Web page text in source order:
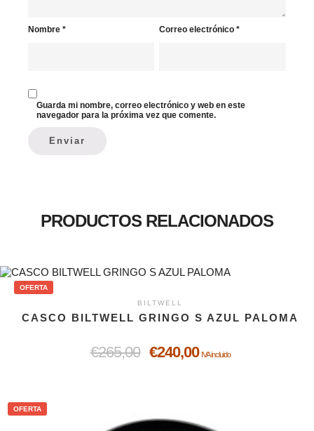
Nombre * Correo electrónico*
Guarda mi nombre, correo electrónico y web en este
navegador para la próxima vez que comente.
PRODUCTOS RELACIONADOS
OFERTA
BILTWELL
CASCO BILTWELL GRINGO S AZUL PALOMA
€265,00 €240,00 IVA incluido
OFERTA